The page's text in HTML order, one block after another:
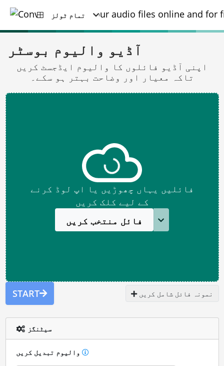
تمام ٹولز
آڈیو والیوم بوسٹر
اپنی آڈیو فائلوں کا والیوم ایڈجسٹ کریں
تاکہ معیار اور وضاحت بہتر ہو سکے۔
فائلیں یہاں چھوڑیں یا اپ لوڈ کرنے
کے لیے کلک کریں
فائل منتخب کریں
START نمونہ فائل شامل کریں
سیٹنگز